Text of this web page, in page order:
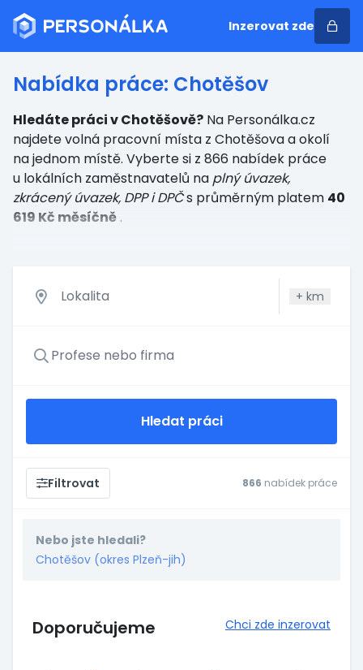
Inzerovat zde
Nabídka práce: Chotěšov
Hledáte práci v Chotěšově? Na Personálka.cz
najdete volná pracovní místa z Chotěšova a okolí
na jednom místě. Vyberte si z 866 nabídek práce
u lokálních zaměstnavatelů na plný úvazek,
zkrácený úvazek, DPP i DPČs průměrným platem 40
619 Kč měsíčně .
+ km
Hledat práci
Filtrovat 866 nabídek práce
Nebo jste hledali?
Chotěšov (okres Plzeň-jih)
Doporučujeme Chci zde inzerovat